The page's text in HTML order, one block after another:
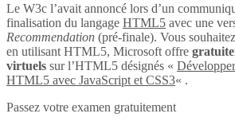
Le W3c l’avait annoncé lors d’un
finalisation du langage HTML5 avec une
Recommendation (pré-finale). Vous
en utilisant HTML5, Microsoft offre
virtuels sur l’HTML5 désignés «
HTML5 avec JavaScript et CSS3« .
Passez votre examen gratuitement